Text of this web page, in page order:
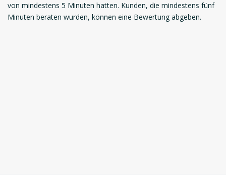
von mindestens 5 Minuten hatten. Kunden, die mindestens fünf
Minuten beraten wurden, können eine Bewertung abgeben.